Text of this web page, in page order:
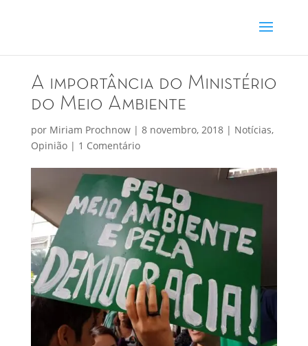
A importância do Ministério
do Meio Ambiente
por Miriam Prochnow| 8 novembro, 2018| Notícias,
Opinião| 1 Comentário